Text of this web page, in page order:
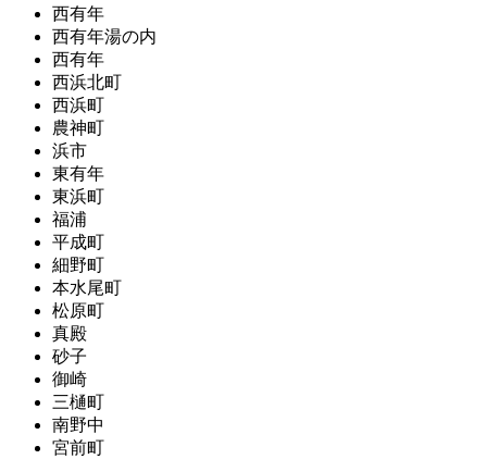
西有年
西有年湯の内
西有年
西浜北町
西浜町
農神町
浜市
東有年
東浜町
福浦
平成町
細野町
本水尾町
松原町
真殿
砂子
御崎
三樋町
南野中
宮前町